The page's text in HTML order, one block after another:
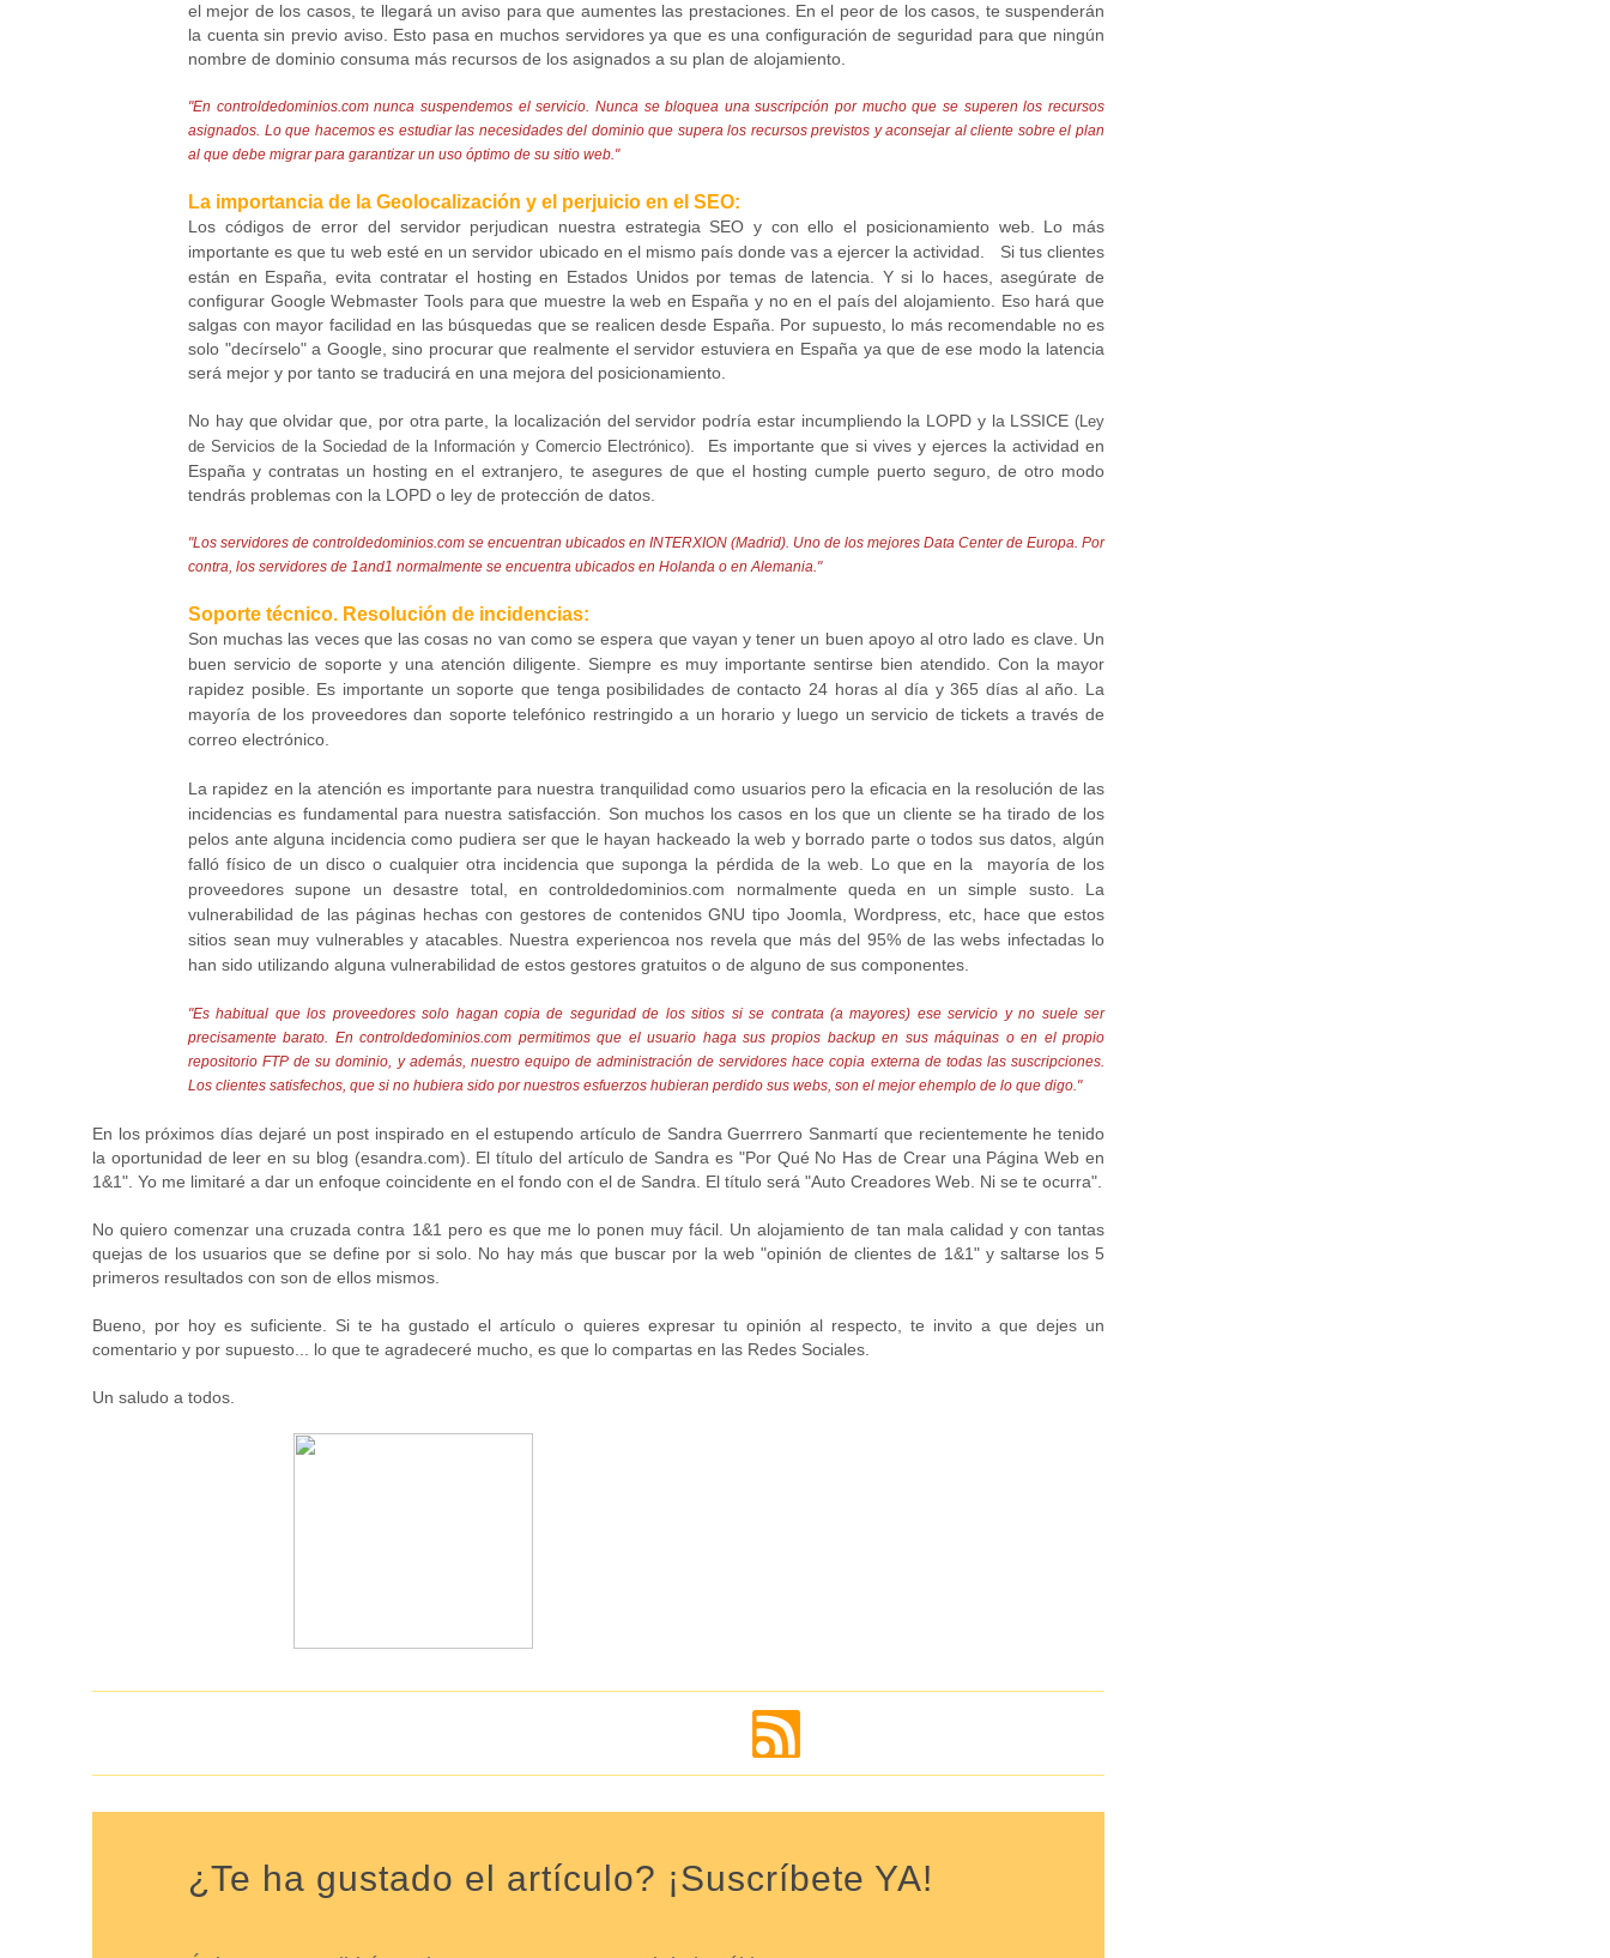
el mejor de los casos, te llegará un aviso para que aumentes las prestaciones. En el peor de los casos, te suspenderán
la cuenta sin previo aviso. Esto pasa en muchos servidores ya que es una configuración de seguridad para que ningún
nombre de dominio consuma más recursos de los asignados a su plan de alojamiento.
"En controldedominios.com nunca suspendemos el servicio. Nunca se bloquea una suscripción por mucho que se superen los recursos
asignados. Lo que hacemos es estudiar las necesidades del dominio que supera los recursos previstos y aconsejar al cliente sobre el plan
al que debe migrar para garantizar un uso óptimo de su sitio web."
La importancia de la Geolocalización y el perjuicio en el SEO:
Los códigos de error del servidor perjudican nuestra estrategia SEO y con ello el posicionamiento web. Lo más
importante es que tu web esté en un servidor ubicado en el mismo país donde vas a ejercer la actividad.
Si tus clientes
están en España, evita contratar el hosting en Estados Unidos por temas de latencia. Y si lo haces, asegúrate de
configurar Google Webmaster Tools para que muestre la web en España y no en el país del alojamiento. Eso hará que
salgas con mayor facilidad en las búsquedas que se realicen desde España. Por supuesto, lo más recomendable no es
solo "decírselo" a Google, sino procurar que realmente el servidor estuviera en España ya que de ese modo la latencia
será mejor y por tanto se traducirá en una mejora del posicionamiento.
No hay que olvidar que, por otra parte, la localización del servidor podría estar incumpliendo la LOPD y la LSSICE (Ley
de Servicios de la Sociedad de la Información y Comercio Electrónico) . Es importante que si vives y ejerces la actividad en
España y contratas un hosting en el extranjero, te asegures de que el hosting cumple puerto seguro, de otro modo
tendrás problemas con la LOPD o ley de protección de datos.
"Los servidores de controldedominios.com se encuentran ubicados en INTERXION (Madrid). Uno de los mejores Data Center de Europa. Por
contra, los servidores de 1and1 normalmente se encuentra ubicados en Holanda o en Alemania."
Soporte técnico. Resolución de incidencias:
Son muchas las veces que las cosas no van como se espera que vayan y tener un buen apoyo al otro lado es clave. Un
buen servicio de soporte y una atención diligente. Siempre es muy importante sentirse bien atendido. Con la mayor
rapidez posible. Es importante un soporte que tenga posibilidades de contacto 24 horas al día y 365 días al año. La
mayoría de los proveedores dan soporte telefónico restringido a un horario y luego un servicio de tickets a través de
correo electrónico.
La rapidez en la atención es importante para nuestra tranquilidad como usuarios pero la eficacia en la resolución de las
incidencias es fundamental para nuestra satisfacción.
Son muchos los casos en los que un cliente se ha tirado de los
pelos ante alguna incidencia como pudiera ser que le hayan hackeado la web y borrado parte o todos sus datos, algún
falló físico de un disco o cualquier otra incidencia que suponga la pérdida de la web. Lo que en la mayoría de los
proveedores supone un desastre total, en controldedominios.com normalmente queda en un simple susto. La
vulnerabilidad de las páginas hechas con gestores de contenidos GNU tipo Joomla, Wordpress, etc, hace que estos
sitios sean muy vulnerables y atacables. Nuestra experiencoa nos revela que más del 95% de las webs infectadas lo
han sido utilizando alguna vulnerabilidad de estos gestores gratuitos o de alguno de sus componentes.
"Es habitual que los proveedores solo hagan copia de seguridad de los sitios si se contrata (a mayores) ese servicio y no suele ser
precisamente barato. En controldedominios.com permitimos que el usuario haga sus propios backup en sus máquinas o en el propio
repositorio FTP de su dominio, y además, nuestro equipo de administración de servidores hace copia externa de todas las suscripciones.
Los clientes satisfechos, que si no hubiera sido por nuestros esfuerzos hubieran perdido sus webs, son el mejor ehemplo de lo que digo."
En los próximos días dejaré un post inspirado en el estupendo artículo de Sandra Guerrrero Sanmartí que recientemente he tenido
la oportunidad de leer en su blog (esandra.com). El título del artículo de Sandra es "Por Qué No Has de Crear una Página Web en
1&1". Yo me limitaré a dar un enfoque coincidente en el fondo con el de Sandra. El título será "Auto Creadores Web. Ni se te ocurra".
No quiero comenzar una cruzada contra 1&1 pero es que me lo ponen muy fácil. Un alojamiento de tan mala calidad y con tantas
quejas de los usuarios que se define por si solo. No hay más que buscar por la web "opinión de clientes de 1&1" y saltarse los 5
primeros resultados con son de ellos mismos.
Bueno, por hoy es suficiente. Si te ha gustado el artículo o quieres expresar tu opinión al respecto, te invito a que dejes un
comentario y por supuesto... lo que te agradeceré mucho, es que lo compartas en las Redes Sociales.
Un saludo a todos.
¿Te ha gustado el artículo? ¡Suscríbete YA!